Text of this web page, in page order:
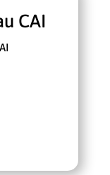
CAI